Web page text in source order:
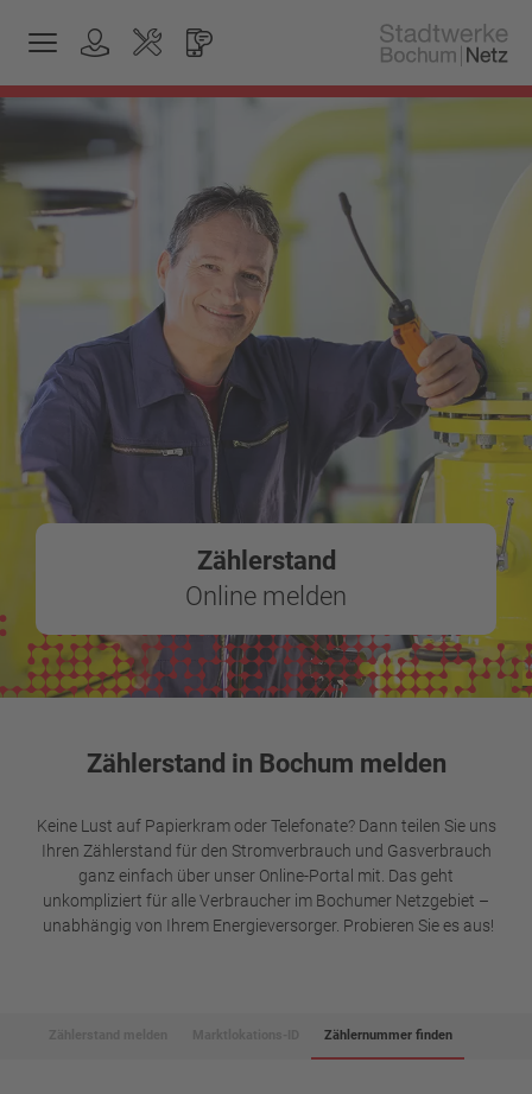
Zählerstand
Online melden
Zählerstand in Bochum melden
Keine Lust auf Papierkram oder Telefonate? Dann teilen Sie uns
Ihren Zählerstand für den Stromverbrauch und Gasverbrauch
ganz einfach über unser Online-Portal mit. Das geht
unkompliziert für alle Verbraucher im Bochumer Netzgebiet –
unabhängig von Ihrem Energieversorger. Probieren Sie es aus!
Zählernummer finden